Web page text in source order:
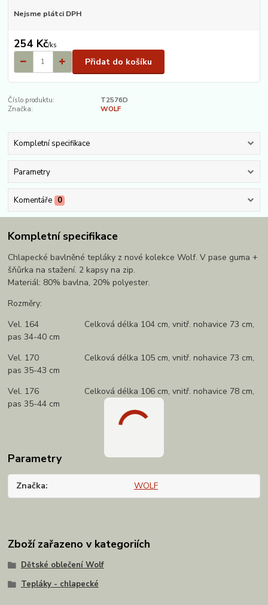
Nejsme plátci DPH
254 Kč/ks
Přidat do košíku
Číslo produktu:
T2576D
Značka:
WOLF
Kompletní specifikace
Parametry
Komentáře 0
Kompletní specifikace
Chlapecké bavlněné tepláky z nové kolekce Wolf. V pase guma +
šňůrka na stažení. 2 kapsy na zip.
Materiál: 80% bavlna, 20% polyester.
Rozměry:
Vel. 164 Celková délka 104 cm, vnitř. nohavice 73 cm,
pas 34-40 cm
Vel. 170 Celková délka 105 cm, vnitř. nohavice 73 cm,
pas 35-43 cm
Vel. 176 Celková délka 106 cm, vnitř. nohavice 78 cm,
pas 35-44 cm
Parametry
Značka WOLF
Zboží zařazeno v kategoriích
Dětské oblečení Wolf
Tepláky - chlapecké